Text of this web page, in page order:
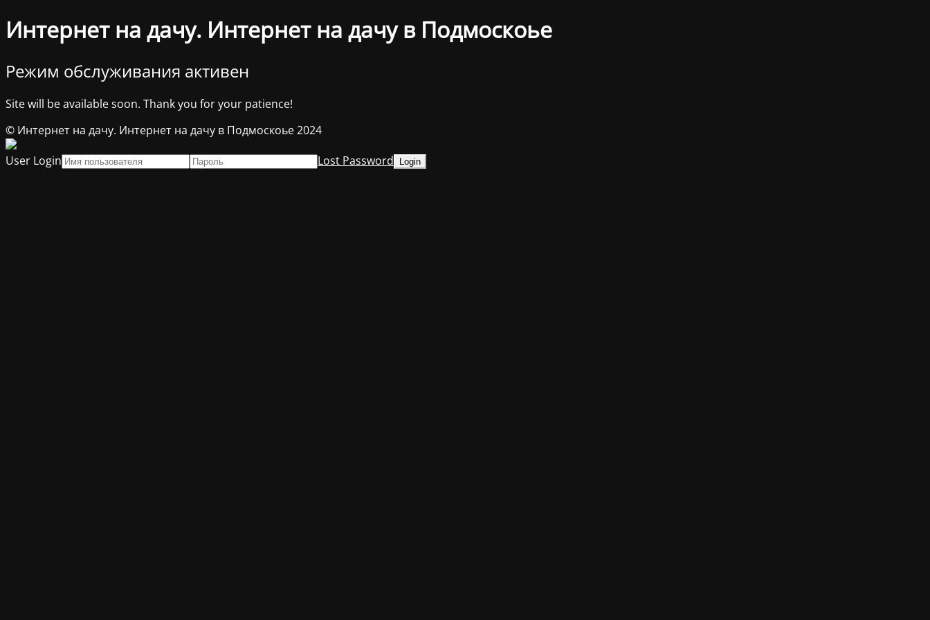
Интернет на дачу. Интернет на дачу в Подмоскоье
Режим обслуживания активен
Site will be available soon. Thank you for your patience!
© Интернет на дачу. Интернет на дачу в Подмоскоье 2024
User Login
Lost Password